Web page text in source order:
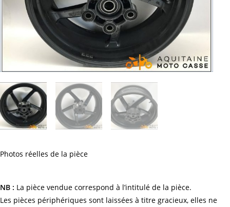
Photos réelles de la pièce
NB : La pièce vendue correspond à l’intitulé de la pièce.
Les pièces périphériques sont laissées à titre gracieux, elles ne